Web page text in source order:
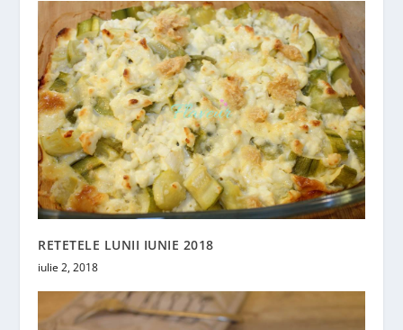
RETETELE LUNII IUNIE 2018
iulie 2, 2018